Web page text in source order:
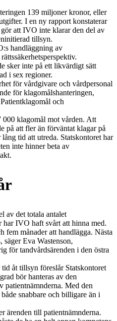
139 miljoner kronor, eller
I en ny rapport konstaterar
att IVO inte klarar den del av
tillsyn.
handläggning av
sker inte på ett likvärdigt sätt
i sex regioner.
för vårdgivare och vårdpersonal
för klagomålshanteringen,
och
klagomål mot vården. Att
på att fler än förväntat klagar på
tid att utreda. Statskontoret har
inte hinner beta av
av det totala antalet
har IVO haft svårt att hinna med.
fem månader att handlägga. Nästa
säger Eva Wastenson,
för tandvårdsärenden i den östra
åt tillsyn föreslår Statskontoret
bör hanteras av den
patientnämnderna. Med den
snabbare och billigare än i
ärenden till patientnämnderna.